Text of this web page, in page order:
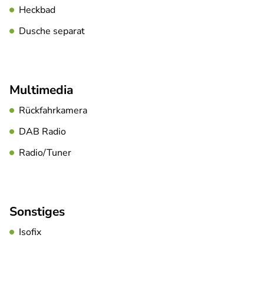
Heckbad
Dusche separat
Multimedia
Rückfahrkamera
DAB Radio
Radio/Tuner
Sonstiges
Isofix